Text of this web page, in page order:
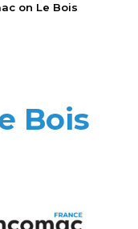
on Le Bois
Bois